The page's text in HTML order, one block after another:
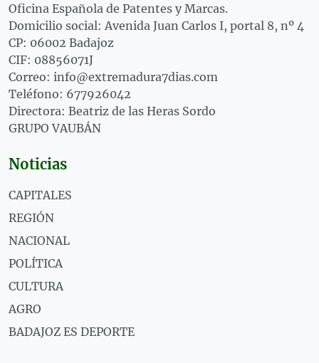
Oficina Española de Patentes y Marcas.
Domicilio social: Avenida Juan Carlos I, portal 8, nº 4
CP: 06002 Badajoz
CIF: 08856071J
Correo: info@extremadura7dias.com
Teléfono: 677926042
Directora: Beatriz de las Heras Sordo
GRUPO VAUBÁN
Noticias
CAPITALES
REGIÓN
NACIONAL
POLÍTICA
CULTURA
AGRO
BADAJOZ ES DEPORTE